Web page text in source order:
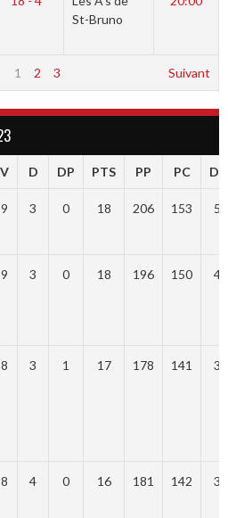
St-Bruno
1 2 3 Suivant
V D DP PTS PP PC
9 3 0 18 206 153 53
9 3 0 18 196 150 46
8 3 1 17 178 141 37
8 4 0 16 181 142 39